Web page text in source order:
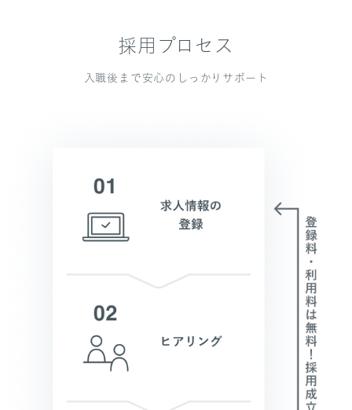
採用プロセス
入職後まで安心のしっかりサポート